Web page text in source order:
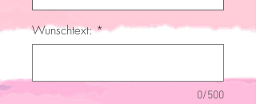
Wunschtext: *
0/500